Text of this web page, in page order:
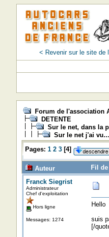
< Revenir sur le site de
Forum de l'association
DETENTE
Sur le net, dans la
Sur le net j'ai vu...
Pages: 1 2 3[4]
Auteur
Fil
Franck Siegrist
Administrateur
Chef d'exploitation
Hors ligne
Messages: 1274
Hello
suis
[/